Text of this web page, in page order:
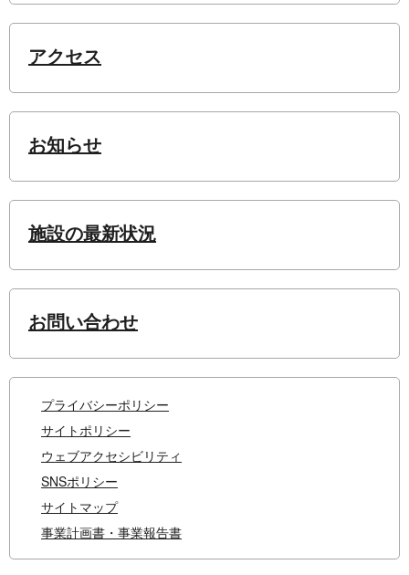
アクセス
お知らせ
施設の最新状況
お問い合わせ
プライバシーポリシー
サイトポリシー
ウェブアクセシビリティ
SNSポリシー
サイトマップ
事業計画書・事業報告書